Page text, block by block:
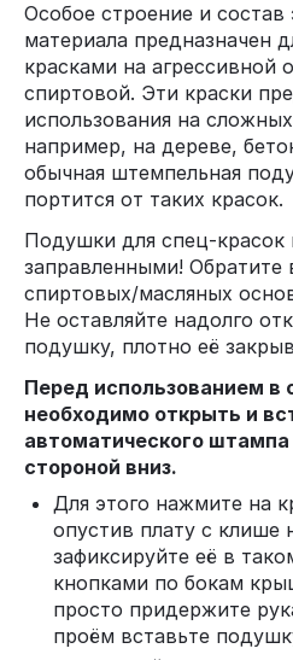
Особое строение и состав
материала предназначен
красками на агрессивной
спиртовой. Эти краски
использования на
например, на дереве,
обычная штемпельная
портится от таких красок.
Подушки для спец-красок
заправленными! Обратите
спиртовых/масляных
Не оставляйте надолго
подушку, плотно её
Перед использованием
необходимо открыть и
автоматического
стороной вниз.
Для этого нажмите на
опустив плату с клише
зафиксируйте её в
кнопками по бокам
просто придержите
проём вставьте